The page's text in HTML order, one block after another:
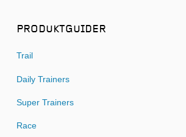
PRODUKTGUIDER
Trail
Daily Trainers
Super Trainers
Race